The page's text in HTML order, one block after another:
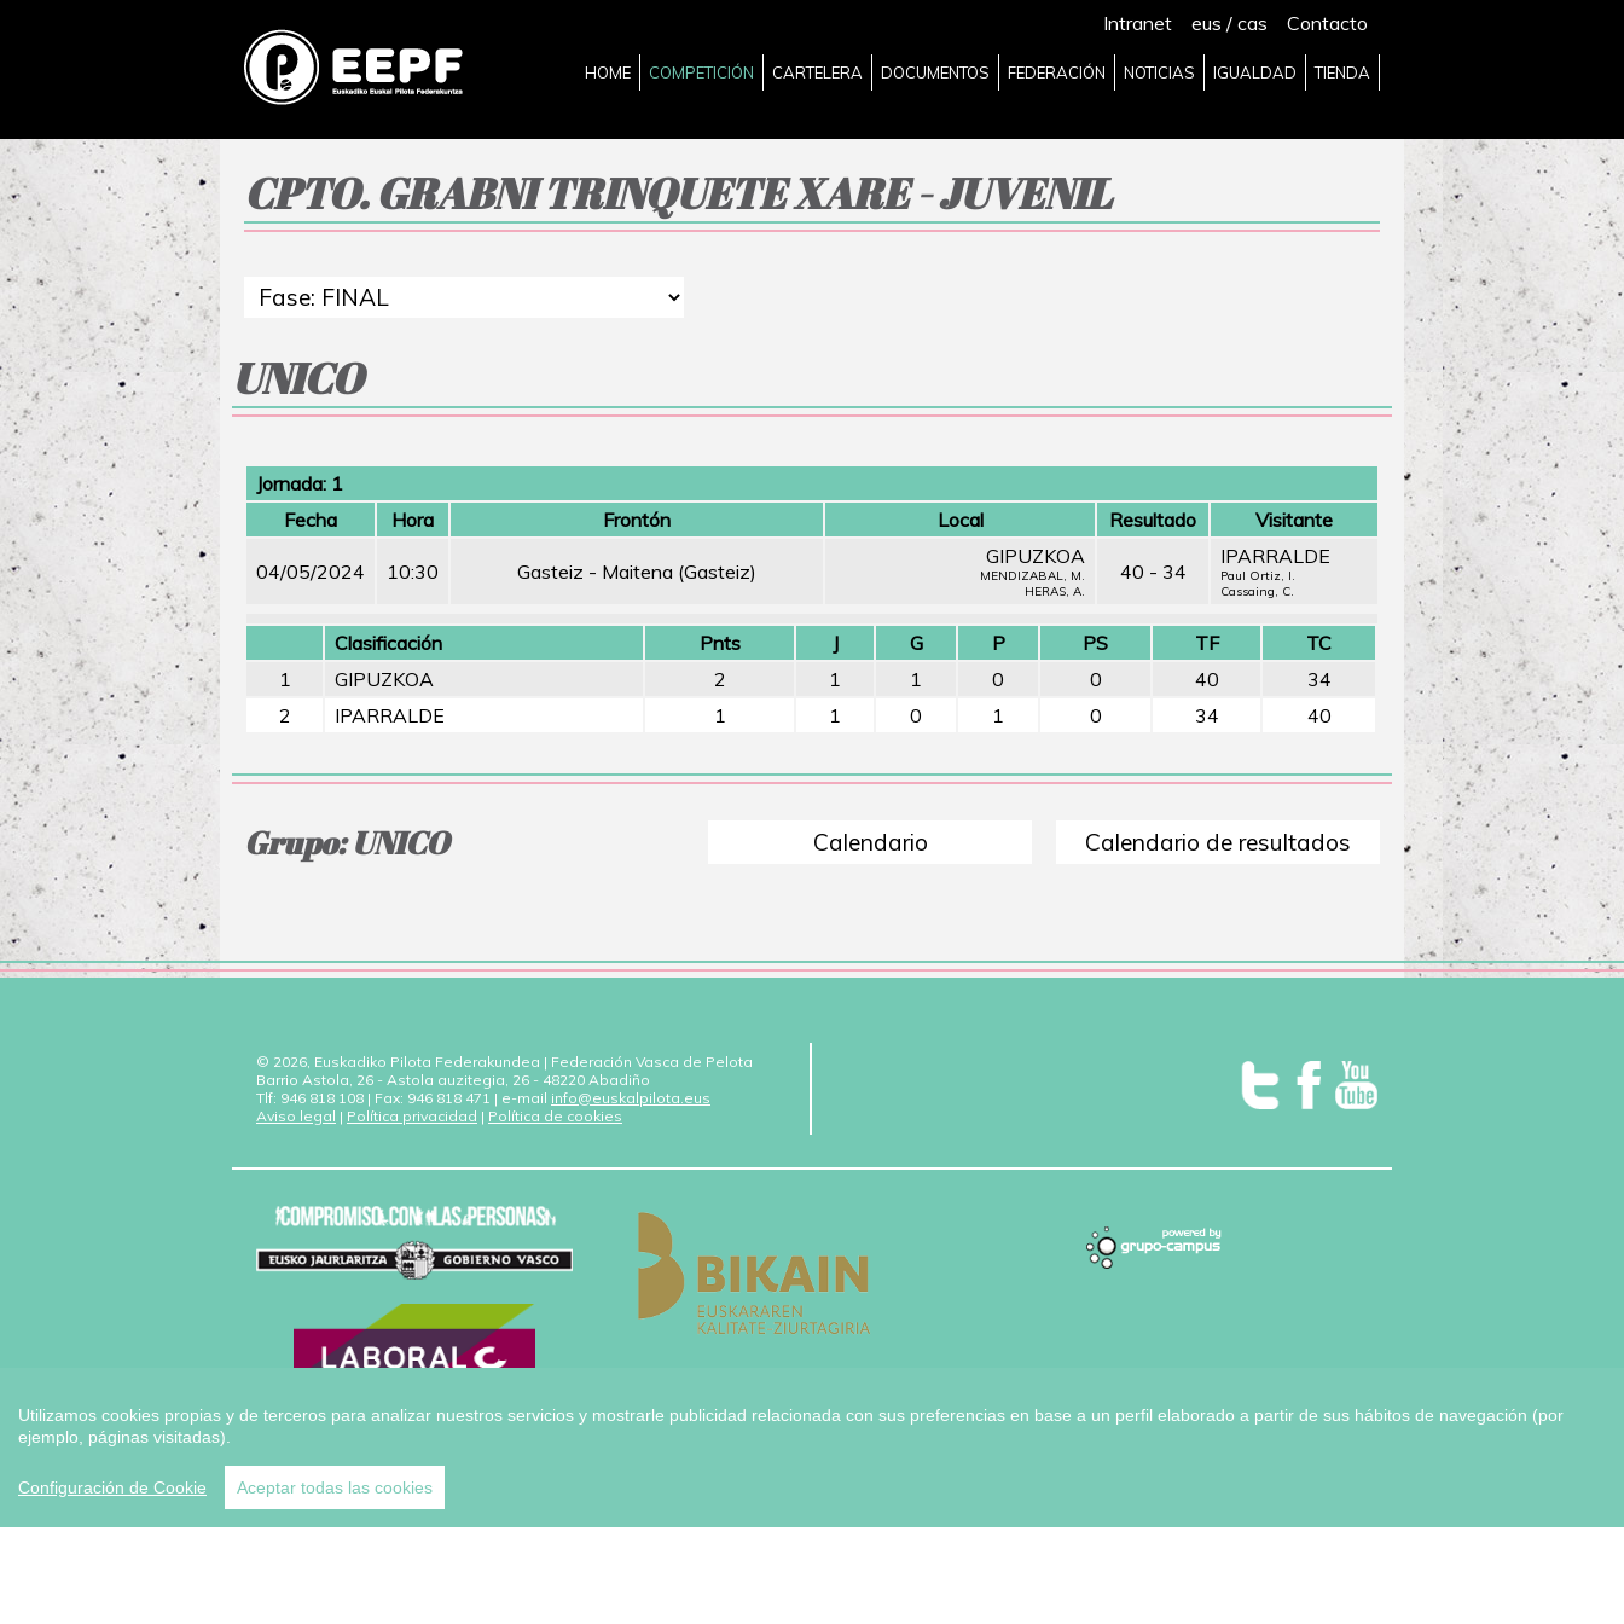
Intranet eus / cas Contacto
HOME COMPETICIÓN CARTELERA DOCUMENTOS FEDERACIÓN NOTICIAS IGUALDAD TIENDA
CPTO. GRABNI TRINQUETE XARE - JUVENIL
UNICO
Jornada: 1
Fecha
Hora Frontón Local Resultado Visitante
04/05/2024 10:30 Gasteiz - Maitena (Gasteiz)
GIPUZKOA
MENDIZABAL, M.
HERAS, A.
40 - 34
IPARRALDE
Paul Ortiz, I.
Cassaing, C.
Clasificación Pnts J G P PS TF
TC
1
GIPUZKOA 2 1 1 0 0 40
34
2
IPARRALDE 1 1 0 1 0 34 40
Grupo: UNICO Calendario Calendario de resultados
© 2026, Euskadiko Pilota Federakundea | Federación Vasca de Pelota
Barrio Astola, 26 - Astola auzitegia, 26 - 48220 Abadiño
Tlf: 946 818 108 | Fax: 946 818 471 | e-mail info@euskalpilota.eus
Aviso legal | Política privacidad | Política de cookies
Utilizamos cookies propias y de terceros para analizar nuestros servicios y mostrarle publicidad relacionada con sus preferencias en base a un perfil elaborado a partir de sus hábitos de navegación (por
ejemplo, páginas visitadas).
Configuración de Cookie Aceptar todas las cookies